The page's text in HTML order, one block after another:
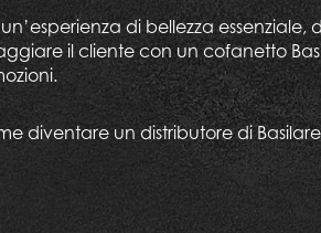
di bellezza
il cliente con un cofanetto
diventare un distributore di